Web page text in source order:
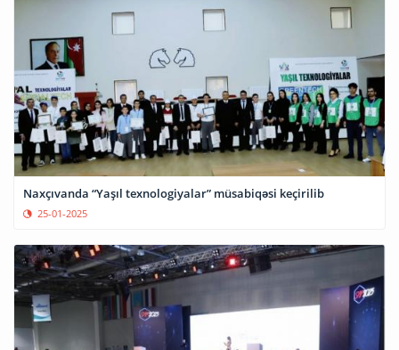
Naxçıvanda “Yaşıl texnologiyalar” müsabiqəsi keçirilib
25-01-2025